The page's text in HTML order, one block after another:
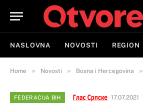
NASLOVNA NOVOSTI REGION
Home » Novosti » Bosna i Hercegovina »
FEDERACIJA BIH 17.07.2021